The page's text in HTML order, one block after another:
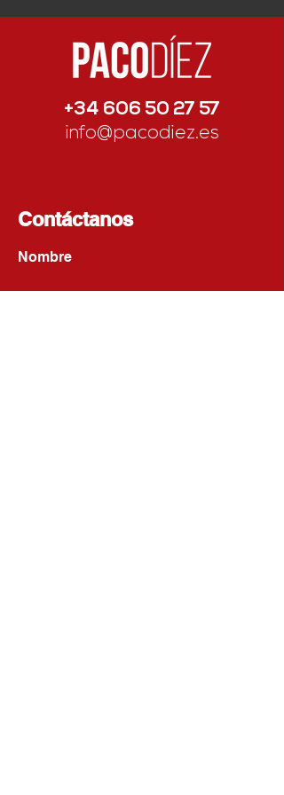
+34 606 50 27 57
info@pacodiez.es
Contáctanos
Nombre